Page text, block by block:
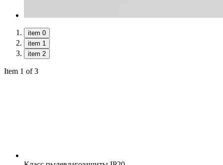
item 0
item 1
item 2
Item 1 of 3